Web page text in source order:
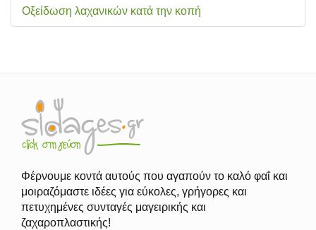
Οξείδωση λαχανικών κατά την κοπή
Φέρνουμε κοντά αυτούς που αγαπούν το καλό φαΐ και
μοιραζόμαστε ιδέες για εύκολες, γρήγορες και
πετυχημένες συνταγές μαγειρικής και
ζαχαροπλαστικής!